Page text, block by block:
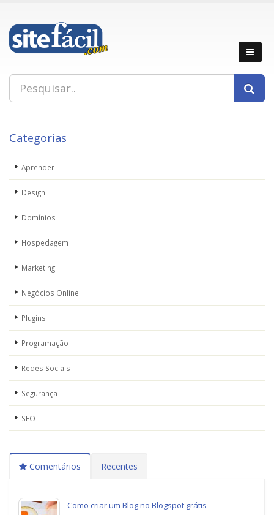
Categorias
Aprender
Design
Domínios
Hospedagem
Marketing
Negócios Online
Plugins
Programação
Redes Sociais
Segurança
SEO
Comentários Recentes
Como criar um Blog no Blogspot grátis